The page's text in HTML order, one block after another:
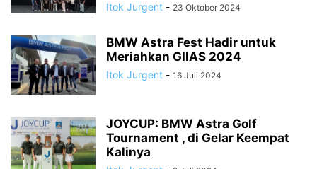
Itok Jurgent - 23 Oktober 2024
BMW Astra Fest Hadir untuk
Meriahkan GIIAS 2024
Itok Jurgent - 16 Juli 2024
JOYCUP: BMW Astra Golf
Tournament , di Gelar Keempat
Kalinya